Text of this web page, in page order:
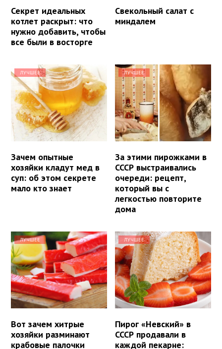
Секрет идеальных
котлет раскрыт: что
нужно добавить, чтобы
все были в восторге
Свекольный салат с
миндалем
ЛУЧШЕЕ
Зачем опытные
хозяйки кладут мед в
суп: об этом секрете
мало кто знает
ЛУЧШЕЕ
За этими пирожками в
СССР выстраивались
очереди: рецепт,
который вы с
легкостью повторите
дома
ЛУЧШЕЕ
Вот зачем хитрые
хозяйки разминают
крабовые палочки
ЛУЧШЕЕ
Пирог «Невский» в
СССР продавали в
каждой пекарне: